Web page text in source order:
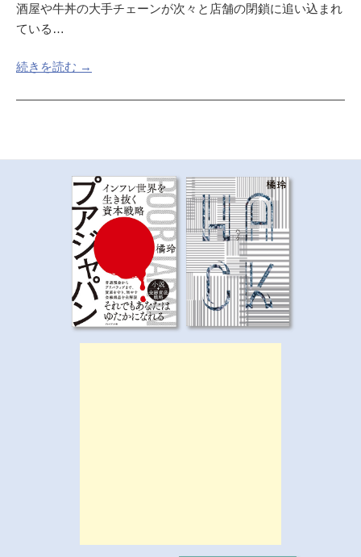
酒屋や牛丼の大手チェーンが次々と店舗の閉鎖に追い込まれ
ている…
続きを読む →